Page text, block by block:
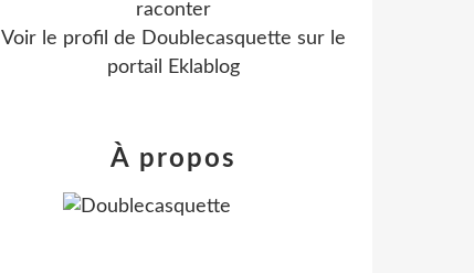
raconter
Voir le profil de Doublecasquette sur le
portail Eklablog
À propos